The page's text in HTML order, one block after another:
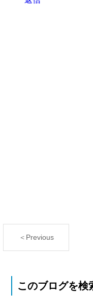
＜Previous
このブログを検